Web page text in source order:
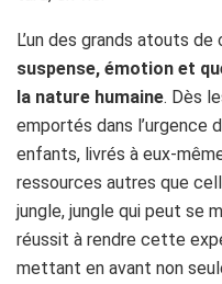
L’un des grands atouts
suspense, émotion et
la nature humaine. Dès
emportés dans l’urgence
enfants, livrés à eux-
ressources autres que
jungle, jungle qui peut se
réussit à rendre cette
mettant en avant non